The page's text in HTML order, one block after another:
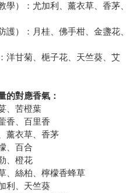
學）：尤加利、薰衣草、香茅、
護）：月桂、佛手柑、金盞花、
洋甘菊、梔子花、天竺葵、艾
的對應香氣：
、苦橙葉
香、百里香
薰衣草、香茅
、百合
、橙花
、絲柏、檸檬香蜂草
利、天竺葵